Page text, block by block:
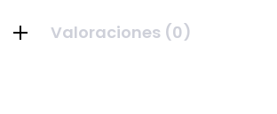
Valoraciones (0)